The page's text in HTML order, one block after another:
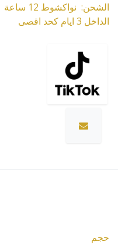
الشحن: نواكشوط 12 ساعة
الداخل 3 ايام كحد اقصى
حجم